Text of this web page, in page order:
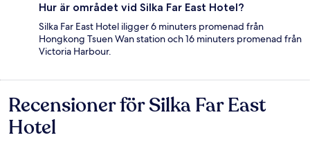
Hur är området vid Silka Far East Hotel?
Silka Far East Hotel iligger 6 minuters promenad från
Hongkong Tsuen Wan station och 16 minuters promenad från
Victoria Harbour.
Recensioner
Recensioner för Silka Far East
Hotel